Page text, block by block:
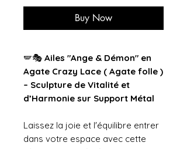
Buy Now
🪽🎭 Ailes "Ange & Démon" en
Agate Crazy Lace ( Agate folle )
– Sculpture de Vitalité et
d’Harmonie sur Support Métal
Laissez la joie et l'équilibre entrer
dans votre espace avec cette